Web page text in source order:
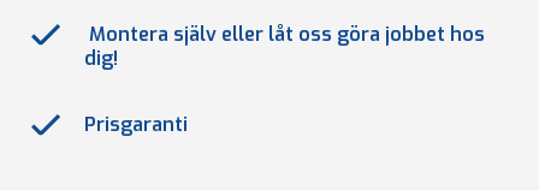
Montera själv eller låt oss göra jobbet hos
dig!
Prisgaranti